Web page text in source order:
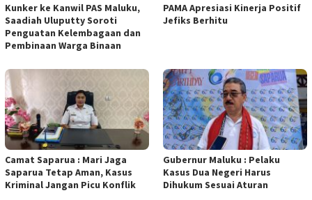
Kunker ke Kanwil PAS Maluku,
Saadiah Uluputty Soroti
Penguatan Kelembagaan dan
Pembinaan Warga Binaan
PAMA Apresiasi Kinerja Positif
Jefiks Berhitu
Camat Saparua : Mari Jaga
Saparua Tetap Aman, Kasus
Kriminal Jangan Picu Konflik
Gubernur Maluku : Pelaku
Kasus Dua Negeri Harus
Dihukum Sesuai Aturan